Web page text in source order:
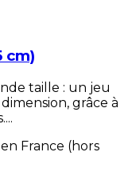
cm)
taille : un jeu
grâce à
France (hors